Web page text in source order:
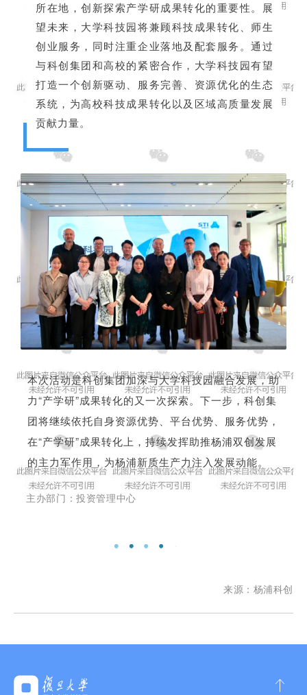
所在地，创新探索产学研成果转化的重要性。展
望未来，大学科技园将兼顾科技成果转化、师生
创业服务，同时注重企业落地及配套服务。通过
与科创集团和高校的紧密合作，大学科技园有望
打造一个创新驱动、服务完善、资源优化的生态
系统，为高校科技成果转化以及区域高质量发展
贡献力量。
本次活动是科创集团加深与大学科技园融合发展，助
力“产学研”成果转化的又一次探索。下一步，科创集
团将继续依托自身资源优势、平台优势、服务优势，
在“产学研”成果转化上，持续发挥助推杨浦双创发展
的主力军作用，为杨浦新质生产力注入发展动能。
主办部门：投资管理中心
来源：杨浦科创